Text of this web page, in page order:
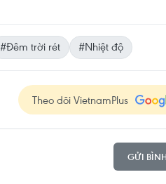
#Đêm trời rét #Nhiệt độ
Theo dõi VietnamPlus
GỬI